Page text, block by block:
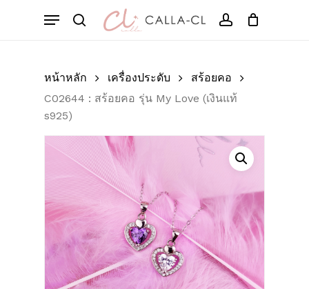
search account
Menu
Cart
หน้าหลัก เครื่องประดับ
สร้อยคอ
C02644 : สร้อยคอ รุ่น My Love (เงินแท้
s925)
มาเป็นคนแรกที่วิจารณ์
My Love (เงินแท้ s925)”
อีเมลของคุณจะไม่แสดงให้คนอื่นเห็น
การให้คะแนนของคุณ
บทวิจารณ์ของคุณ